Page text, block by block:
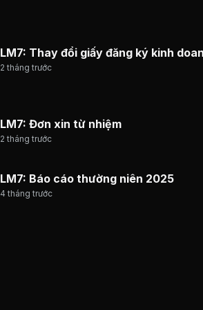
LM7: Thay đổi giấy đăng ký kinh
2 tháng trước
LM7: Đơn xin từ nhiệm
2 tháng trước
LM7: Báo cáo thường niên 2025
4 tháng trước